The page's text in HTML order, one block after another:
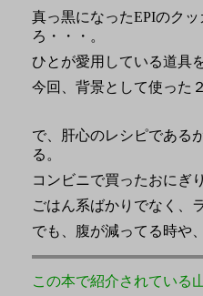
真っ黒になったEPIのク
ろ・・・。
ひとが愛用している道具
今回、背景として使った
で、肝心のレシピである
る。
コンビニで買ったおにぎ
ごはん系ばかりでなく、
でも、腹が減ってる時や
この本で紹介されている